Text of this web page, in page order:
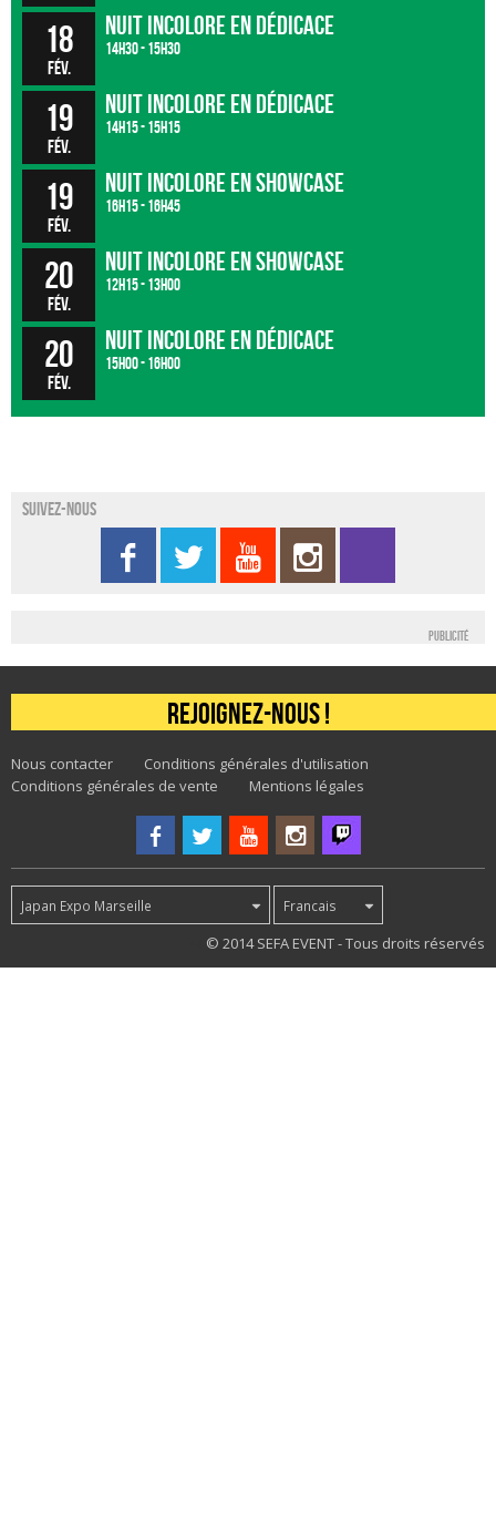
18
fév.
Nuit Incolore en dédicace
14h30 - 15h30
19
fév.
Nuit Incolore en dédicace
14h15 - 15h15
19
fév.
Nuit Incolore en showcase
16h15 - 16h45
20
fév.
Nuit Incolore en showcase
12h15 - 13h00
20
fév.
Nuit Incolore en dédicace
15h00 - 16h00
Suivez-nous
Publicité
Rejoignez-nous !
Nous contacter
Conditions générales d'utilisation
Conditions générales de vente
Mentions légales
Japan Expo Marseille Francais
© 2014 SEFA EVENT - Tous droits réservés